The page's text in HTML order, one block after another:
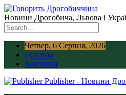
Новини Дрогобича, Львова і
Четвер, 6 Серпня, 2026
Головна
Контакти
Publisher - Новини